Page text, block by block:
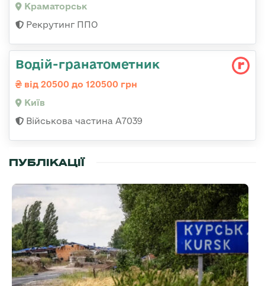
Краматорськ
Рекрутинг ППО
Водій-гранатометник
від 20500 до 120500 грн
Київ
Військова частина А7039
ПУБЛІКАЦІЇ